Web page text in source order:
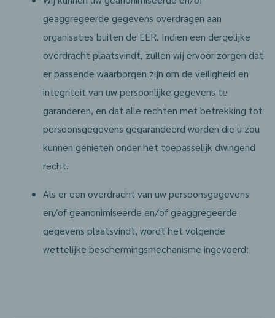
geaggregeerde gegevens overdragen aan
organisaties buiten de EER. Indien een dergelijke
overdracht plaatsvindt, zullen wij ervoor zorgen dat
er passende waarborgen zijn om de veiligheid en
integriteit van uw persoonlijke gegevens te
garanderen, en dat alle rechten met betrekking tot
persoonsgegevens gegarandeerd worden die u zou
kunnen genieten onder het toepasselijk dwingend
recht.
Als er een overdracht van uw persoonsgegevens
en/of geanonimiseerde en/of geaggregeerde
gegevens plaatsvindt, wordt het volgende
wettelijke beschermingsmechanisme ingevoerd: